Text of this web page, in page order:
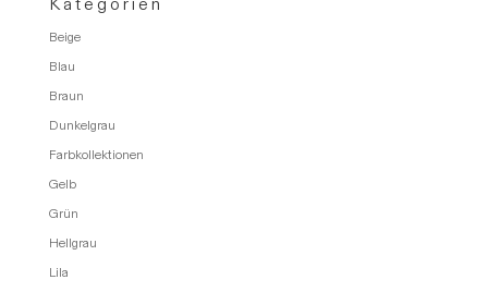
Beige
Blau
Braun
Dunkelgrau
Farbkollektionen
Gelb
Grün
Hellgrau
Lila